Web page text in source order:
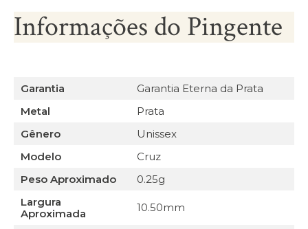
Informações do Pingente
Garantia
Garantia Eterna da Prata
Metal
Prata
Gênero
Unissex
Modelo
Cruz
Peso Aproximado
0.25g
Largura
Aproximada
10.50mm